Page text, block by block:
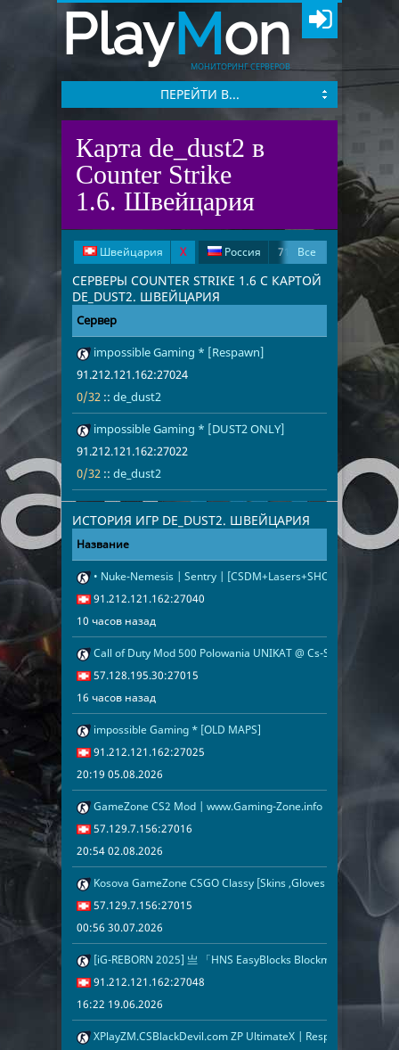
PlayMon
МОНИТОРИНГ СЕРВЕРОВ
ПЕРЕЙТИ В...
Карта de_dust2 в
Counter Strike
1.6. Швейцария
Швейцария X Россия
710
Румыния
124
Великобритания
71
Франция
США
52 Германия
47
Литва
33 Иран
32
Болгария
16
Венгрия
Италия
8
Арабские Эмираты
8
Норвегия
Турция
6 Сербия
6
Израиль
5
Словакия
Испания
4 Япония
3
Нидерланды
3
Гонконг (Китай)
Португалия
2 Македония
Люксембург
1
Туркменистан
1 Чили
1
Дания
1 Швеция
1
Хорватия
1 Эстония
1
Индия
Азербайджан
Все
СЕРВЕРЫ COUNTER STRIKE 1.6 С КАРТОЙ
DE_DUST2. ШВЕЙЦАРИЯ
Сервер Адрес
Игроки
impossible Gaming * [Respawn]
91.212.121.162:27024
0/32 :: de_dust2
de_dust2
impossible Gaming * [DUST2 ONLY]
91.212.121.162:27022
0/32 :: de_dust2
0/32
de_dust2
ИСТОРИЯ ИГР DE_DUST2. ШВЕЙЦАРИЯ
Название Адрес
Дата
• Nuke-Nemesis | Sentry | [CSDM+Lasers+SHOP]
91.212.121.162:27040
10 часов назад
Call of Duty Mod 500 Polowania UNIKAT @ Cs-
57.128.195.30:27015
16 часов назад
impossible Gaming * [OLD MAPS]
91.212.121.162:27025
20:19 05.08.2026
GameZone CS2 Mod | www.Gaming-Zone.info
57.129.7.156:27016
20:54 02.08.2026
20:54
Kosova GameZone CSGO Classy [Skins ,Gloves ,Agents] |
57.129.7.156:27015
00:56 30.07.2026
00:56
[iG-REBORN 2025] 亗 「HNS EasyBlocks Blockmaker」+
91.212.121.162:27048
16:22 19.06.2026
XPlayZM.CSBlackDevil.com ZP UltimateX | Respawn | VIP